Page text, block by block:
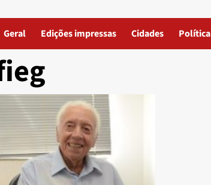
Geral Edições impressas Cidades Política